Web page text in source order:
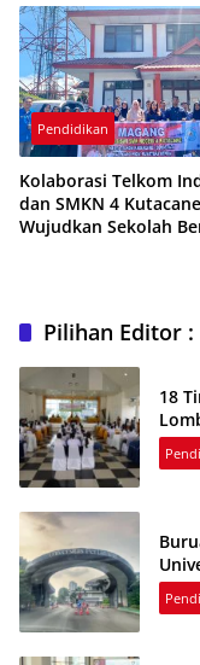
Pendidikan
Kolaborasi Telkom
dan SMKN 4 Kutacane
Wujudkan Sekolah
Pilihan Editor :
18